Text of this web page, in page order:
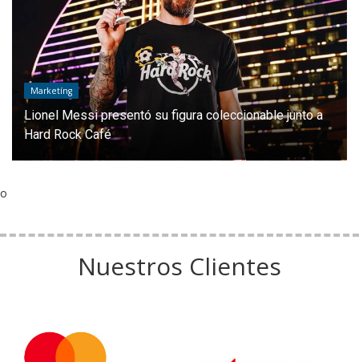
Marketíng
Lionel Messi presentó su figura coleccionable junto a
Hard Rock Café
o
Nuestros Clientes